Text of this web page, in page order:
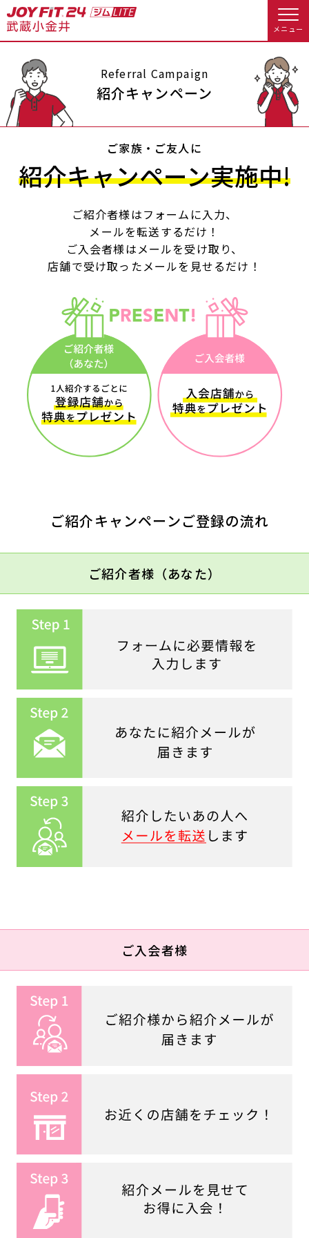
メニュー
店舗トップ
会員様へのお知らせ 休会お手続き
オプション料金 アクセス
店舗情報・サービス よくあるご質問
入会のお手続きをする
入会するトップ
Appで入会手続き料金・サービス等詳しく見る
キャンペーン 料金のご案内
アクセス 店舗情報・サービス
見学・体験 入会方法
よくあるご質問 店舗へのお問い合わせ
JOYFIT総合トップ JOYFIT
JOYFIT24 JOYFIT YOGA
JOYFIT+
Referral Campaign
紹介キャンペーン
ご家族・ご友人に
紹介キャンペーン実施中!
ご紹介者様はフォームに入力、
メールを転送するだけ！
ご入会者様はメールを受け取り、
店舗で受け取ったメールを見せるだけ！
ご紹介キャンペーンご登録の流れ
ご紹介者様（あなた）
ご入会者様